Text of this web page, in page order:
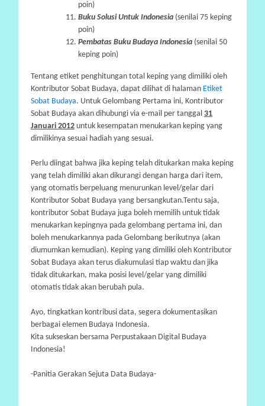
poin)
Buku Solusi Untuk Indonesia (senilai 75 keping
poin)
Pembatas Buku Budaya Indonesia (senilai 50
keping poin)
Tentang etiket penghitungan total keping yang dimiliki oleh
Kontributor Sobat Budaya, dapat dilihat di halaman Etiket
Sobat Budaya. Untuk Gelombang Pertama ini, Kontributor
Sobat Budaya akan dihubungi via e-mail per tanggal 31
Januari 2012 untuk kesempatan menukarkan keping yang
dimilikinya sesuai hadiah yang sesuai.
Perlu diingat bahwa jika keping telah ditukarkan maka keping
yang telah dimiliki akan dikurangi dengan harga dari item,
yang otomatis berpeluang menurunkan level/gelar dari
Kontributor Sobat Budaya yang bersangkutan.Tentu saja,
kontributor Sobat Budaya juga boleh memilih untuk tidak
menukarkan kepingnya pada gelombang pertama ini, dan
boleh menukarkannya pada Gelombang berikutnya (akan
diumumkan kemudian). Keping yang dimiliki oleh Kontributor
Sobat Budaya akan terus diakumulasi tiap waktu dan jika
tidak ditukarkan, maka posisi level/gelar yang dimiliki
otomatis tidak akan berubah pula.
Ayo, tingkatkan kontribusi data, segera dokumentasikan
berbagai elemen Budaya Indonesia.
Kita sukseskan bersama Perpustakaan Digital Budaya
Indonesia!
-Panitia Gerakan Sejuta Data Budaya-